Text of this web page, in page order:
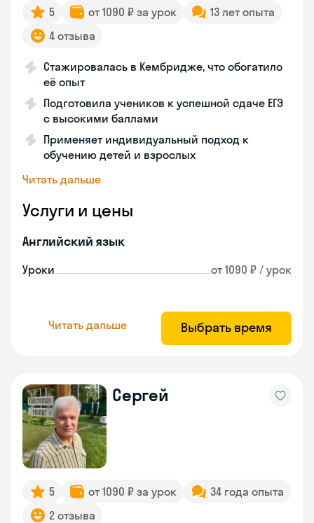
5 от 1090 ₽ за урок
13 лет опыта
4 отзыва
Стажировалась в Кембридже, что обогатило
её опыт
Подготовила учеников к успешной сдаче ЕГЭ
с высокими баллами
Применяет индивидуальный подход к
обучению детей и взрослых
Читать дальше
Услуги и цены
Английский язык
Уроки от 1090 ₽ / урок
Читать дальше Выбрать время
Сергей
5 от 1090 ₽ за урок
34 года опыта
2 отзыва